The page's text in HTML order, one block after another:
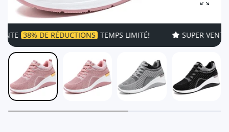
38% DE RÉDUCTIONS TEMPS LIMITÉ! SUPER VENTE 38%